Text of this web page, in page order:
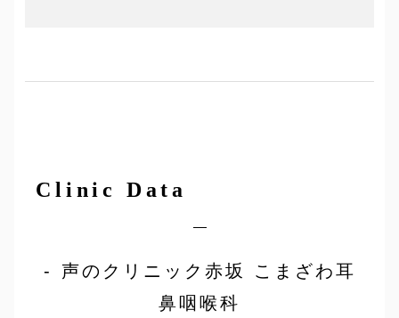
Clinic Data
声のクリニック赤坂 こまざわ耳
鼻咽喉科